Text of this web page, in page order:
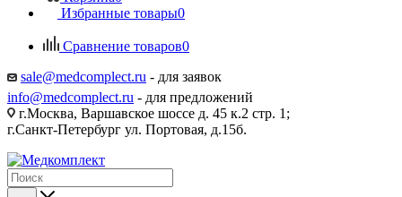
Избранные товары0
Сравнение товаров0
sale@medcomplect.ru - для заявок
info@medcomplect.ru - для предложений
г.Москва, Варшавское шоссе д. 45 к.2 стр. 1;
г.Санкт-Петербург ул. Портовая, д.15б.